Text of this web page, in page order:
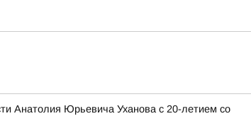
Анатолия Юрьевича Уханова с 20-летием со